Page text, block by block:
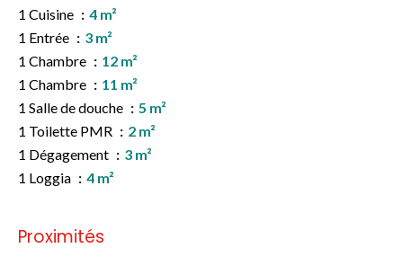
1 Cuisine
4 m²
1 Entrée
3 m²
1 Chambre
12 m²
1 Chambre
11 m²
1 Salle de douche
5 m²
1 Toilette PMR
2 m²
1 Dégagement
3 m²
1 Loggia
4 m²
Proximités